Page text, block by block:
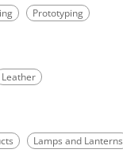
Prototyping
Leather
Lamps and Lanterns